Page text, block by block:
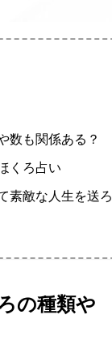
数も関係ある？
くろ占い
素敵な人生を送
の種類や